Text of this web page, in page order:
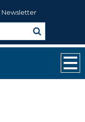
Newsletter